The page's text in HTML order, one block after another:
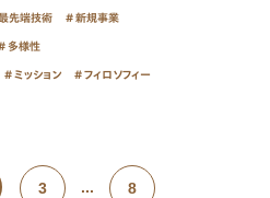
先端技術 新規事業
多様性
ミッション フィロソフィー
3 ... 8